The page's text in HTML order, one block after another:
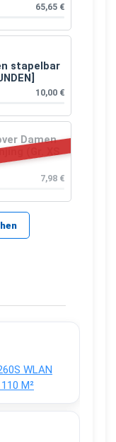
65,65 €
stapelbar
10,00 €
Damen
(Gr. XS
7,98 €
WLAN
M²